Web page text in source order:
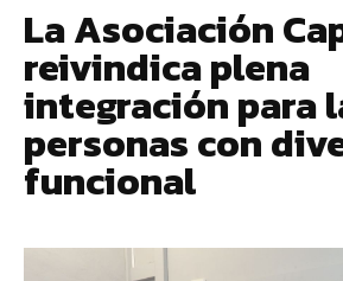
La Asociación
reivindica plena
integración para
personas con
funcional